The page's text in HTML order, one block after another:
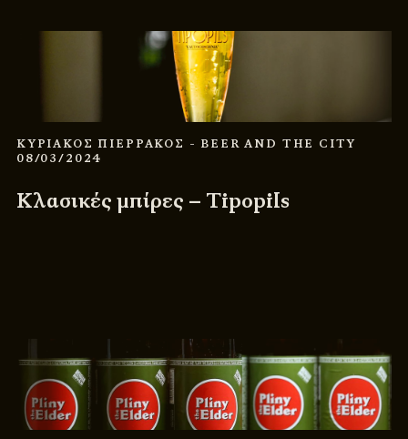
ΚΥΡΙΑΚΟΣ ΠΙΕΡΡΑΚΟΣ - BEER AND THE CITY
08/03/2024
Κλασικές μπίρες – Tipopils